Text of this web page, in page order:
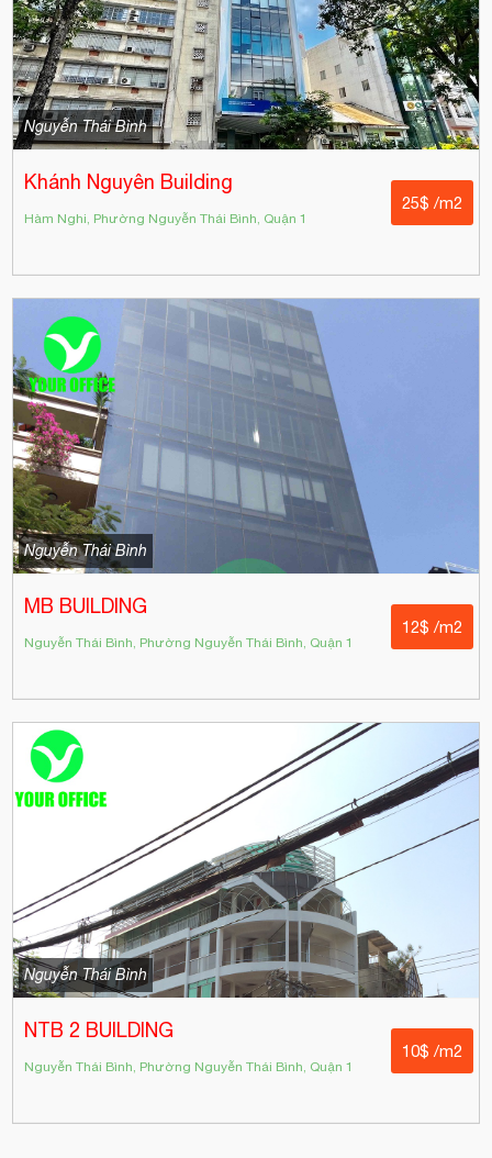
Nguyễn Thái Bình
Khánh Nguyên Building
Hàm Nghi, Phường Nguyễn Thái Bình, Quận 1
25$ /m2
Nguyễn Thái Bình
MB BUILDING
Nguyễn Thái Bình, Phường Nguyễn Thái Bình, Quận 1
12$ /m2
Nguyễn Thái Bình
NTB 2 BUILDING
Nguyễn Thái Bình, Phường Nguyễn Thái Bình, Quận 1
10$ /m2